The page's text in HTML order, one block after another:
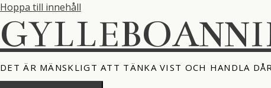
Hoppa till innehåll
DET ÄR MÄNSKLIGT ATT TÄNKA VIST OCH HANDLA